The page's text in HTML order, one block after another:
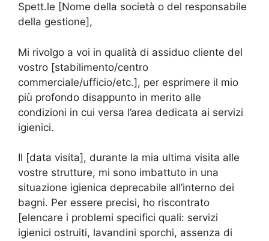
Spett.le [Nome della società o del responsabile
della gestione],
Mi rivolgo a voi in qualità di assiduo cliente del
vostro [stabilimento/centro
commerciale/ufficio/etc.], per esprimere il mio
più profondo disappunto in merito alle
condizioni in cui versa l’area dedicata ai servizi
igienici.
Il [data visita], durante la mia ultima visita alle
vostre strutture, mi sono imbattuto in una
situazione igienica deprecabile all’interno dei
bagni. Per essere precisi, ho riscontrato
[elencare i problemi specifici quali: servizi
igienici ostruiti, lavandini sporchi, assenza di